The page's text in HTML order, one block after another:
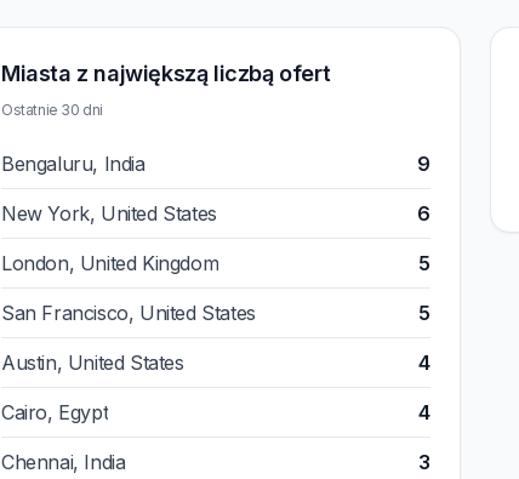
Miasta z największą liczbą ofert
Ostatnie 30 dni
Bengaluru, India 9
New York, United States 6
London, United Kingdom 5
San Francisco, United States 5
Austin, United States 4
Cairo, Egypt 4
Chennai, India 3